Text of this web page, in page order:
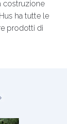
costruzione
ha tutte le
prodotti di